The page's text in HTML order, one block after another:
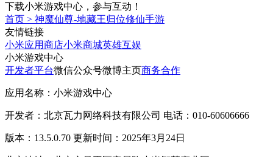
下载小米游戏中心，参与互动！
首页 > 神魔仙尊-地藏王归位修仙手游
友情链接
小米应用商店小米商城英雄互娱
小米游戏中心
开发者平台微信公众号微博主页商务合作
应用名称：小米游戏中心
开发者：北京瓦力网络科技有限公司 电话：010-60606666
版本：13.5.0.70 更新时间：2025年3月24日